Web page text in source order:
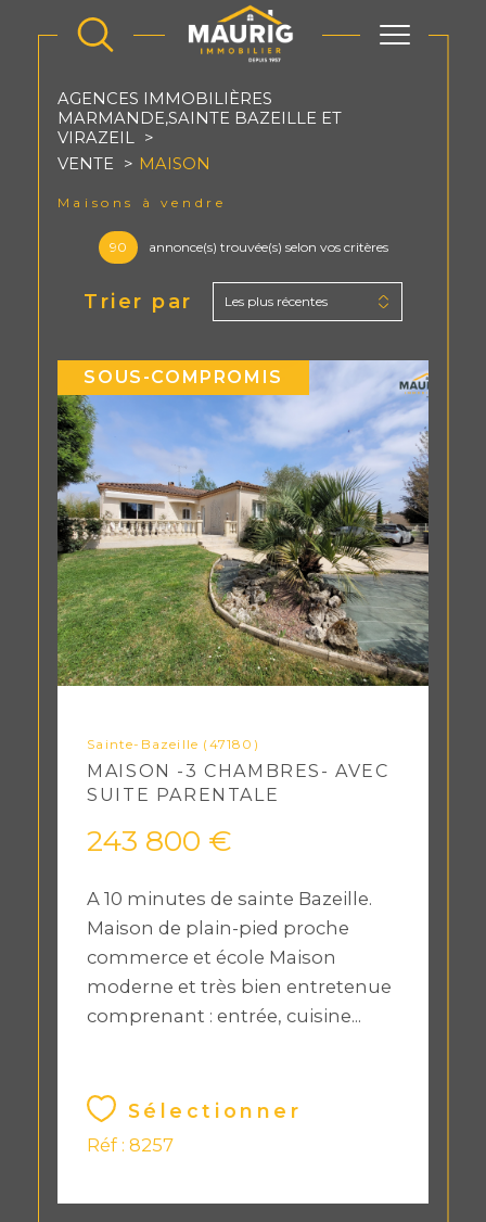
AGENCES IMMOBILIÈRES
MARMANDE,SAINTE BAZEILLE ET
VIRAZEIL
VENTE
MAISON
Maisons à vendre
90 annonce(s) trouvée(s) selon vos critères
Trier par Les plus récentes
Sainte-Bazeille (47180)
MAISON -3 CHAMBRES- AVEC
SUITE PARENTALE
243 800 €
A 10 minutes de sainte Bazeille.
Maison de plain-pied proche
commerce et école Maison
moderne et très bien entretenue
comprenant : entrée, cuisine...
Sélectionner
Réf : 8257
SOUS-COMPROMIS